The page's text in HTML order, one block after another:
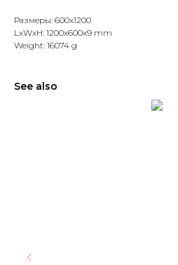
Размеры: 600x1200
LxWxH: 1200x600x9 mm
Weight: 16074 g
See also